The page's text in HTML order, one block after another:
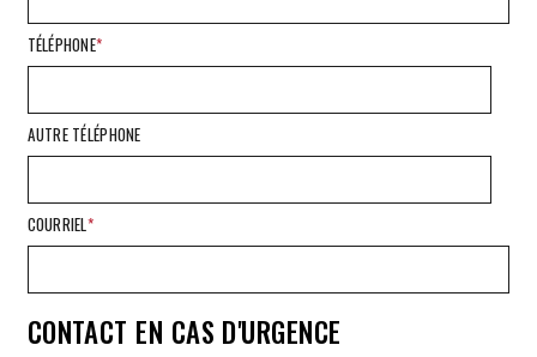
TÉLÉPHONE*
AUTRE TÉLÉPHONE
COURRIEL*
CONTACT EN CAS D'URGENCE